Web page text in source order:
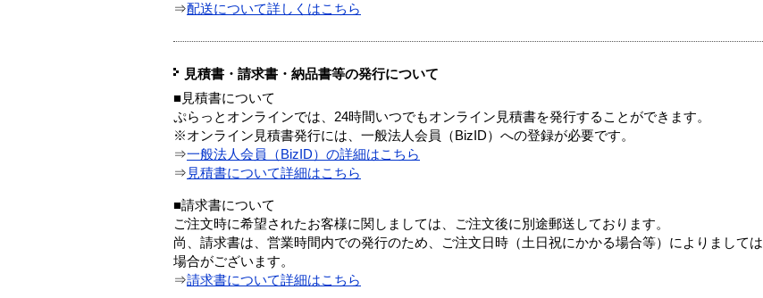
⇒配送について詳しくはこちら
見積書・請求書・納品書等の発行について
■見積書について
ぷらっとオンラインでは、24時間いつでもオンライン見積書を発行することができます。
※オンライン見積書発行には、一般法人会員（BizID）への登録が必要です。
⇒一般法人会員（BizID）の詳細はこちら
⇒ 見積書について詳細はこちら
■請求書について
ご注文時に希望されたお客様に関しましては、ご注文後に別途郵送しております。
尚、請求書は、営業時間内での発行のため、ご注文日時（土日祝にかかる場合等）によりまして
場合がございます。
⇒請求書について詳細はこちら